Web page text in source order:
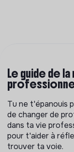
Le guide de
Tu ne t'épanouis
de changer de
dans ta vie
pour t'aider à
trouver ta voie.